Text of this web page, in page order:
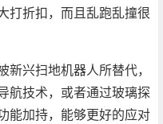
打折扣，而且乱跑乱撞很
兴扫地机器人所替代，
航技术，或者通过玻璃探
能加持，能够更好的应对